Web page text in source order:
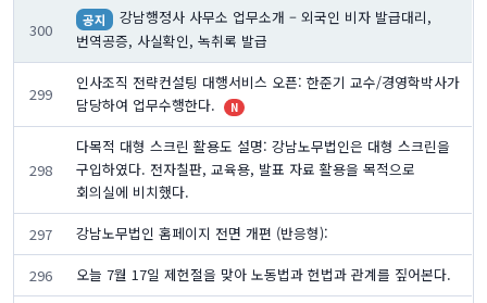
300
공지
강남행정사 사무소 업무소개 – 외국인 비자 발급대리,
번역공증, 사실확인, 녹취록 발급
299
인사조직 전략컨설팅 대행서비스 오픈: 한준기 교수/경영학박사가
담당하여 업무수행한다.
N
298
다목적 대형 스크린 활용도 설명: 강남노무법인은 대형 스크린을
구입하였다. 전자칠판, 교육용, 발표 자료 활용을 목적으로
회의실에 비치했다.
297 강남노무법인 홈페이지 전면 개편 (반응형):
296 오늘 7월 17일 제헌절을 맞아 노동법과 헌법과 관계를 짚어본다.